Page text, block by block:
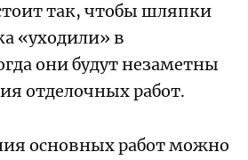
так, чтобы шляпки
«уходили» в
они будут незаметны
отделочных работ.
основных работ можно